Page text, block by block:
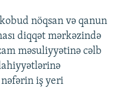
nöqsan və qanun
diqqət mərkəzində
məsuliyyətinə cəlb
iş yeri